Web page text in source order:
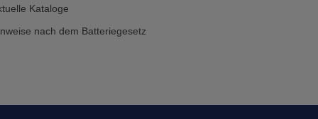
Kataloge
nach dem Batteriegesetz